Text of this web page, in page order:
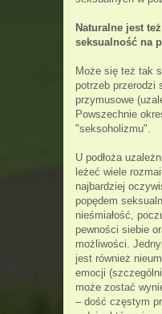
Naturalne jest
seksualność na
Może się też tak
potrzeb przerodzi
przymusowe
Powszechnie
"seksoholizmu".
U podłoża
leżeć wiele
najbardziej
popędem
nieśmiałość,
pewności siebie
możliwości.
jest również
emocji
może zostać
– dość częstym